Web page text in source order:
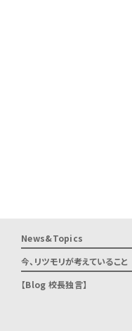
News&Topics
今、リツモリが考えていること
Blog 校長独言